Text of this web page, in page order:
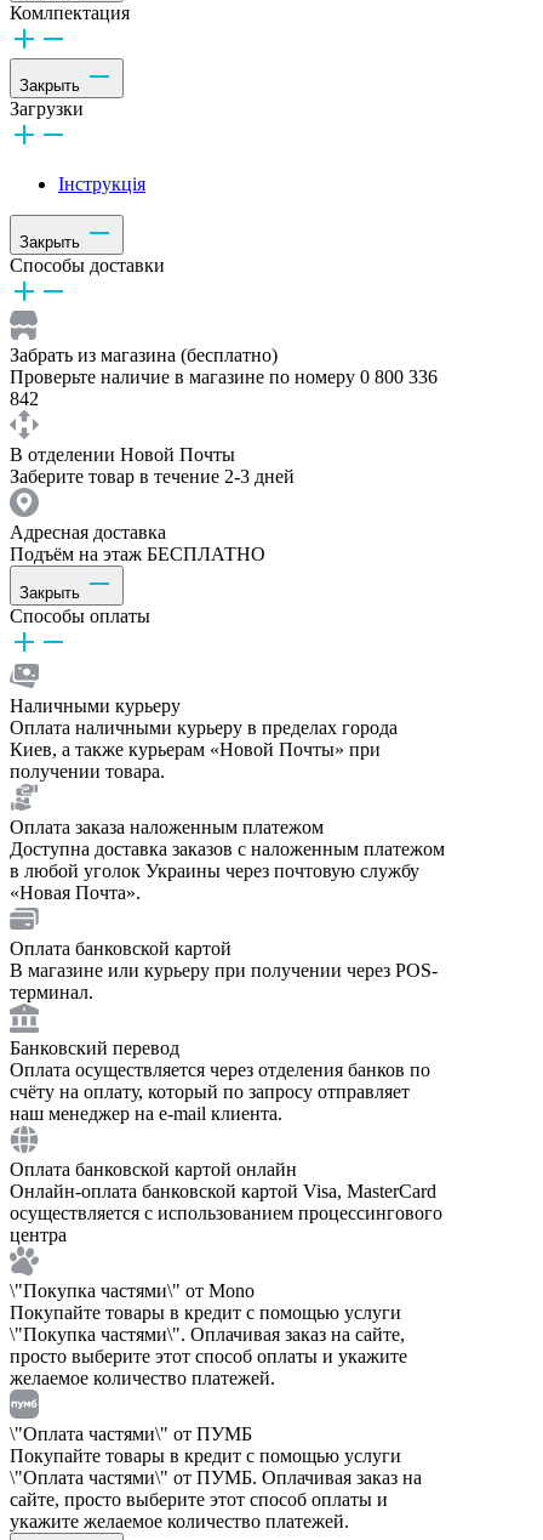
Комлпектация
Закрыть
Загрузки
Інструкція
Закрыть
Способы доставки
Забрать из магазина (бесплатно)
Проверьте наличие в магазине по номеру 0 800 336
842
В отделении Новой Почты
Заберите товар в течение 2-3 дней
Адресная доставка
Подъём на этаж БЕСПЛАТНО
Закрыть
Способы оплаты
Наличными курьеру
Оплата наличными курьеру в пределах города
Киев, а также курьерам «Новой Почты» при
получении товара.
Оплата заказа наложенным платежом
Доступна доставка заказов с наложенным платежом
в любой уголок Украины через почтовую службу
«Новая Почта».
Оплата банковской картой
В магазине или курьеру при получении через POS-
терминал.
Банковский перевод
Оплата осуществляется через отделения банков по
счёту на оплату, который по запросу отправляет
наш менеджер на e-mail клиента.
Оплата банковской картой онлайн
Онлайн-оплата банковской картой Visa, MasterCard
осуществляется с использованием процессингового
центра
\"Покупка частями\" от Mono
Покупайте товары в кредит с помощью услуги
\"Покупка частями\". Оплачивая заказ на сайте,
просто выберите этот способ оплаты и укажите
желаемое количество платежей.
\"Оплата частями\" от ПУМБ
Покупайте товары в кредит с помощью услуги
\"Оплата частями\" от ПУМБ. Оплачивая заказ на
сайте, просто выберите этот способ оплаты и
укажите желаемое количество платежей.